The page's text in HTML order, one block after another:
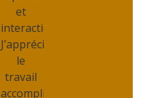
et
interaction.
J’apprécie
le
travail
accompli